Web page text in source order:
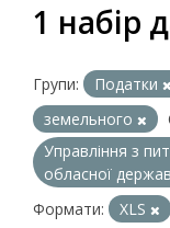
1 набір
Групи: Податки
земельного
Управління з
обласної
Формати:
XLS